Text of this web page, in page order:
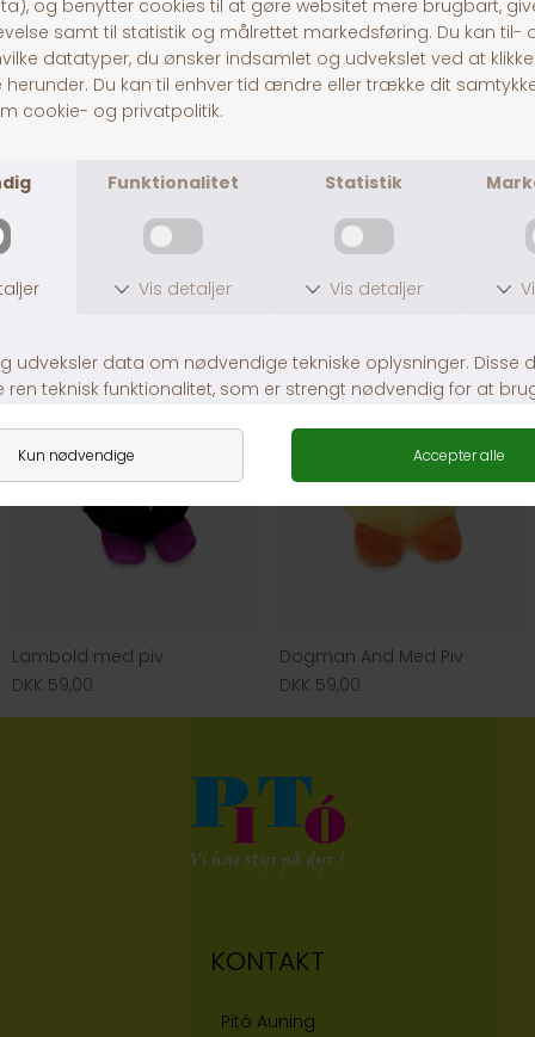
Jolly Paw Snackbold
Lambold med piv
DKK 59,00
Dogman And Med Piv
DKK 59,00
KONTAKT
Pitó Auning